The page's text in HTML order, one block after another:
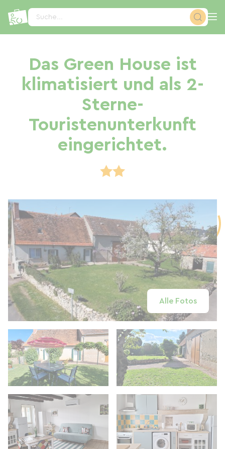
Suche...
Das Green House ist
klimatisiert und als 2-
Sterne-
Touristenunterkunft
eingerichtet.
Alle Fotos
Cookie-Einstellungen